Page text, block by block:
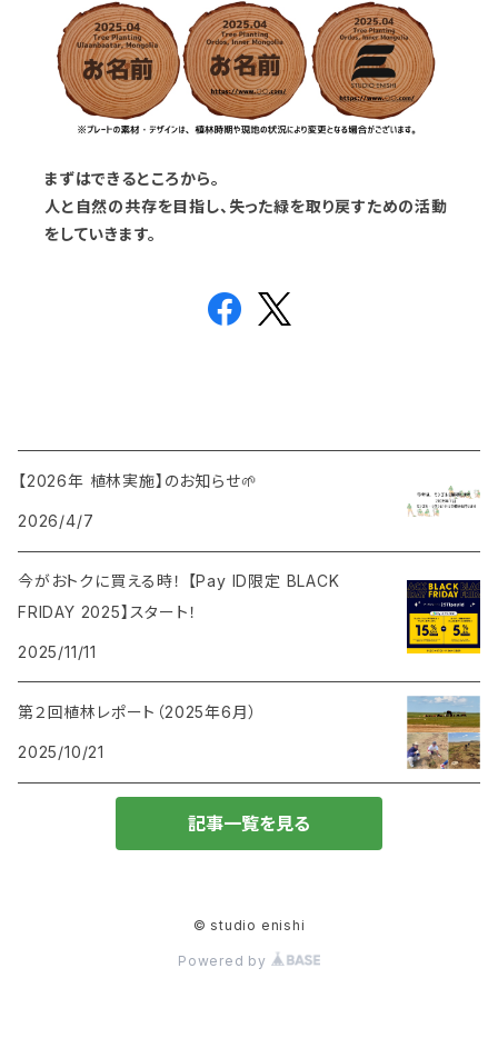
まずはできるところから。
人と自然の共存を目指し、失った緑を取り戻すための活動
をしていきます。
【2026年 植林実施】のお知らせ🌱
2026/4/7
今がおトクに買える時！ 【Pay ID限定 BLACK
FRIDAY 2025】スタート！
2025/11/11
第２回植林レポート（2025年6月）
2025/10/21
記事一覧を見る
© studio enishi
Powered by